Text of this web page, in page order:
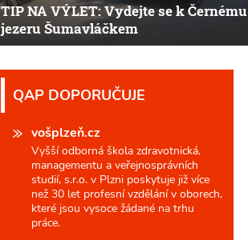
TIP NA VÝLET: Vydejte se k Černému
jezeru Šumavláčkem
QAP DOPORUČUJE
vošplzeň.cz
Vyšší odborná škola zdravotnická,
managementu a veřejnosprávních
studií, s.r.o. v Plzni poskytuje již více
než 30 let profesní vzdělání v oborech,
které jsou vysoce žádané na trhu
práce.